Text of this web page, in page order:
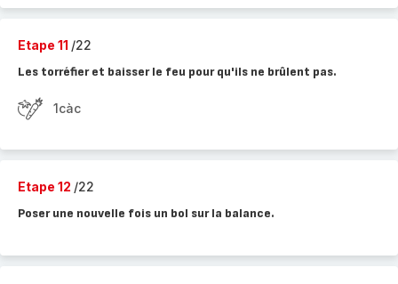
Etape 11 /22
Les torréfier et baisser le feu pour qu'ils ne brûlent pas.
1càc
Etape 12 /22
Poser une nouvelle fois un bol sur la balance.